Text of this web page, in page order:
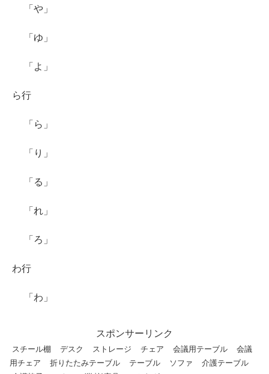
「や」
「ゆ」
「よ」
ら行
「ら」
「り」
「る」
「れ」
「ろ」
わ行
「わ」
スポンサーリンク
スチール棚 デスク ストレージ チェア 会議用テーブル
会議
用チェア
折りたたみテーブル テーブル ソファ
介護テーブル